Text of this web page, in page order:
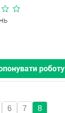
роботу
6 7 8